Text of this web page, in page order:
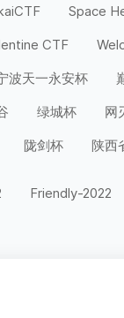
Space
CTF
波天一永安杯
绿城杯
网
陇剑杯 陕西
Friendly-2022